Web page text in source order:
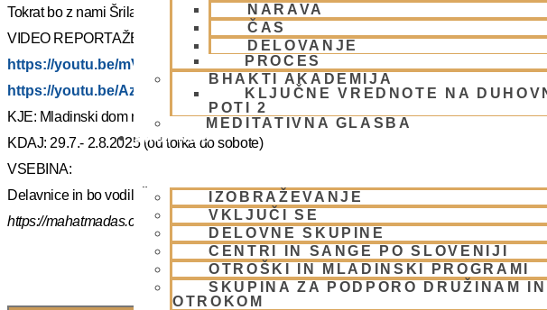
NARAVA
ČAS
DELOVANJE
PROCES
BHAKTI AKADEMIJA
KLJUČNE VREDNOTE NA
POTI 2
MEDITATIVNA GLASBA
SKUPNOST
IZOBRAŽEVANJE
VKLJUČI SE
DELOVNE SKUPINE
CENTRI IN SANGE PO SLOVENIJI
OTROŠKI IN MLADINSKI PROGRAMI
SKUPINA ZA PODPORO DRUŽINAM IN
OTROKOM
Tokrat bo z nami Šrila Prabhupadov učenec, duhovni učitelj NM Mahatma prabhu.
VIDEO REPORTAŽE IZ PREJŠNIH UMIKOV – KLIKNI 🙂
https://youtu.be/mVmx_h4mTCc?si=iYB7KXEdqz7Nz2is
https://youtu.be/AziuZJyrho4?si=Zr5a_H8Hj-X888vW
KJE: Mladinski dom na Smolniku (mariborsko Pohorje)
KDAJ: 29.7.- 2.8.2025 (od torka do sobote)
VSEBINA:
Delavnice in bo vodil, Šrila Prabhupadov učenec NM Mahatma prabhu
https://mahatmadas.com